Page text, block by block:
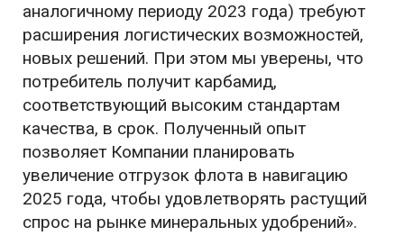
аналогичному периоду 2023 года) требуют
расширения логистических возможностей,
новых решений. При этом мы уверены, что
потребитель получит карбамид,
соответствующий высоким стандартам
качества, в срок. Полученный опыт
позволяет Компании планировать
увеличение отгрузок флота в навигацию
2025 года, чтобы удовлетворять растущий
спрос на рынке минеральных удобрений».